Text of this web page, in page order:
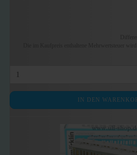
Die im Kaufpreis enthaltene Mehrwertsteuer
IN DEN